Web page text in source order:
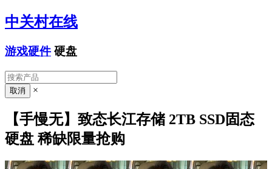
中关村在线
游戏硬件 硬盘
×
【手慢无】致态长江存储 2TB SSD固态
硬盘 稀缺限量抢购